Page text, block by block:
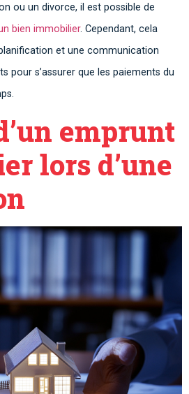
ou un divorce, il est possible de
bien immobilier. Cependant, cela
et une communication
pour s’assurer que les paiements du
emprunt
lors d’une